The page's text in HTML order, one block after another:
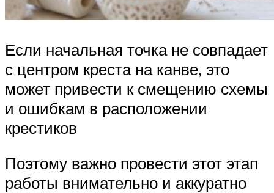
Если начальная точка не совпадает
с центром креста на канве, это
может привести к смещению схемы
и ошибкам в расположении
крестиков
Поэтому важно провести этот этап
работы внимательно и аккуратно